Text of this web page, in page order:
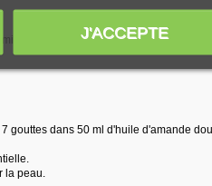
de synthèse - 100% pure et
gouttes dans 50 ml d'huile d'amande
la peau.
J'ACCEPTE